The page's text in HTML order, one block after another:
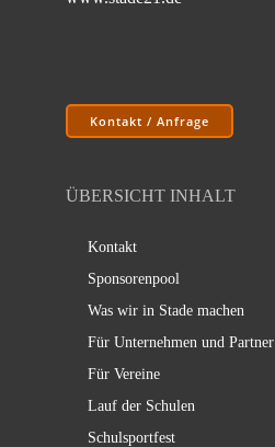
Kontakt / Anfrage
ÜBERSICHT INHALT
Kontakt
Sponsorenpool
Was wir in Stade machen
Für Unternehmen und Partner
Für Vereine
Lauf der Schulen
Schulsportfest